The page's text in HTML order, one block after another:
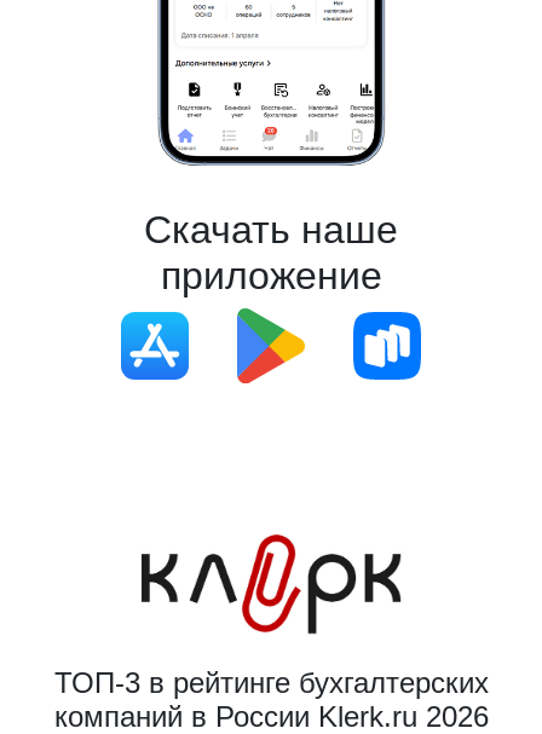
Скачать наше
приложение
ТОП-3 в рейтинге бухгалтерских
компаний в России Klerk.ru 2026